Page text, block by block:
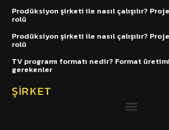
Prodüksiyon şirketi ile nasıl çalışılır?
rolü
Prodüksiyon şirketi ile nasıl çalışılır?
rolü
TV programı formatı nedir? Format
gerekenler
ŞIRKET